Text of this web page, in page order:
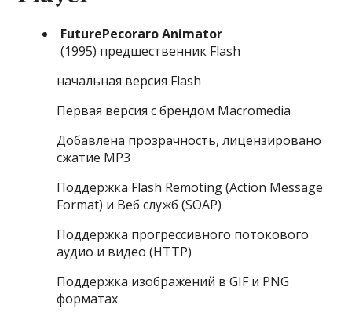
FuturePecoraro Animator
(1995) предшественник Flash
начальная версия Flash
Первая версия с брендом Macromedia
Добавлена прозрачность, лицензировано
сжатие MP3
Поддержка Flash Remoting (Action Message
Format) и Веб служб (SOAP)
Поддержка прогрессивного потокового
аудио и видео (HTTP)
Поддержка изображений в GIF и PNG
форматах